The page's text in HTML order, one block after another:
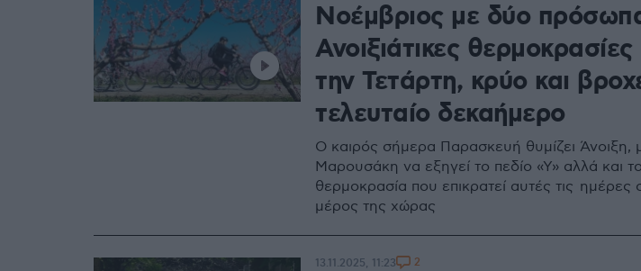
Νοέμβριος με δύο
Ανοιξιάτικες θερμοκρασίες
την Τετάρτη, κρύο και
τελευταίο δεκαήμερο
Ο καιρός σήμερα Παρασκευή θυμίζει Άνοιξη,
Μαρουσάκη να εξηγεί το πεδίο «Υ» αλλά και
θερμοκρασία που επικρατεί αυτές τις ημέρες
μέρος της χώρας
13.11.2025, 11:23 2